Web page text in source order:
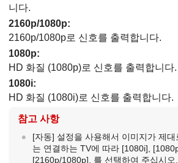
니다.
2160p/1080p:
2160p/1080p로 신호를 출력합니다.
1080p:
HD 화질 (1080p)로 신호를 출력합니다.
1080i:
HD 화질 (1080i)로 신호를 출력합니다.
참고 사항
[자동] 설정을 사용해서 이미지가 제
는 연결하는 TV에 따라 [1080i]
[2160p/1080p], 를 선택하여 주십시오.